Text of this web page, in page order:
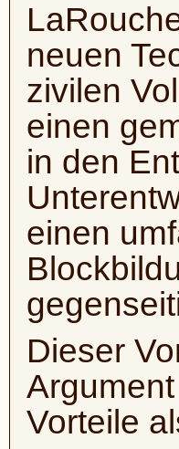
neuen
zivilen
einen
in den
einen
Dieser
Vorteile